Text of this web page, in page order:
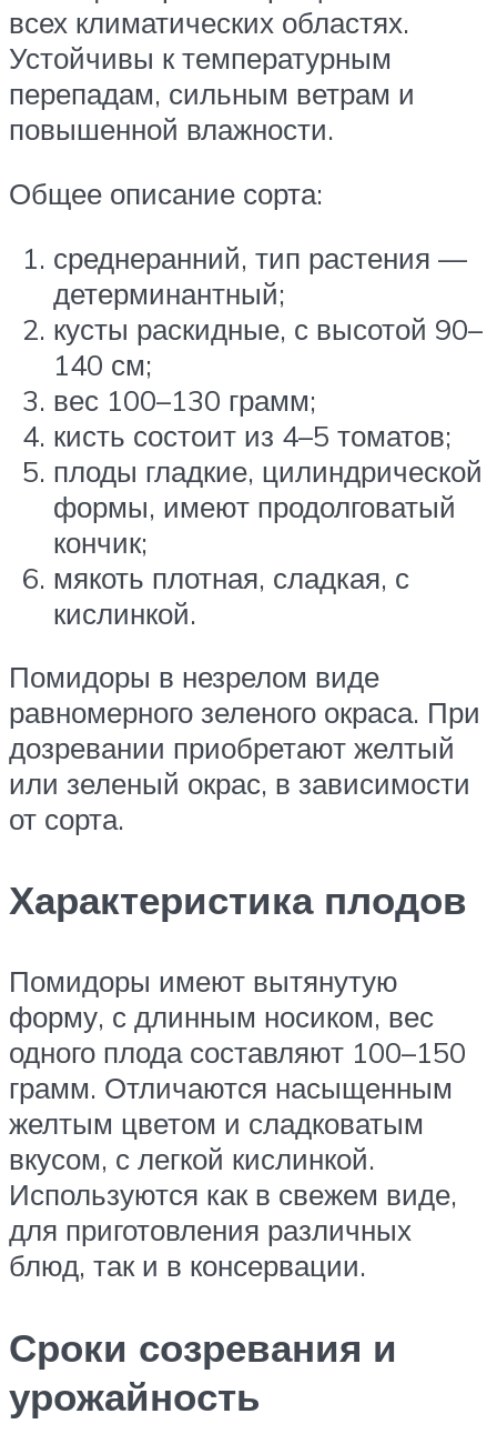
всех климатических областях.
Устойчивы к температурным
перепадам, сильным ветрам и
повышенной влажности.
Общее описание сорта:
среднеранний, тип растения —
детерминантный;
кусты раскидные, с высотой 90–
140 см;
вес 100–130 грамм;
кисть состоит из 4–5 томатов;
плоды гладкие, цилиндрической
формы, имеют продолговатый
кончик;
мякоть плотная, сладкая, с
кислинкой.
Помидоры в незрелом виде
равномерного зеленого окраса. При
дозревании приобретают желтый
или зеленый окрас, в зависимости
от сорта.
Характеристика плодов
Помидоры имеют вытянутую
форму, с длинным носиком, вес
одного плода составляют 100–150
грамм. Отличаются насыщенным
желтым цветом и сладковатым
вкусом, с легкой кислинкой.
Используются как в свежем виде,
для приготовления различных
блюд, так и в консервации.
Сроки созревания и
урожайность